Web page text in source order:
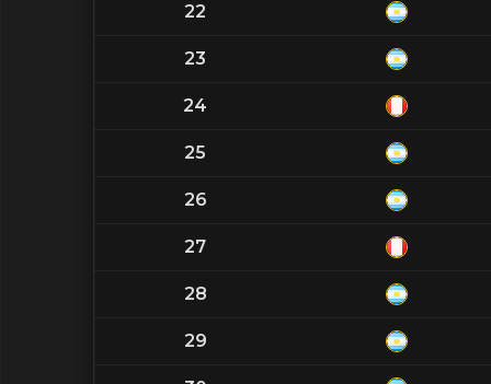
22
23
24
25
26
27
28
29